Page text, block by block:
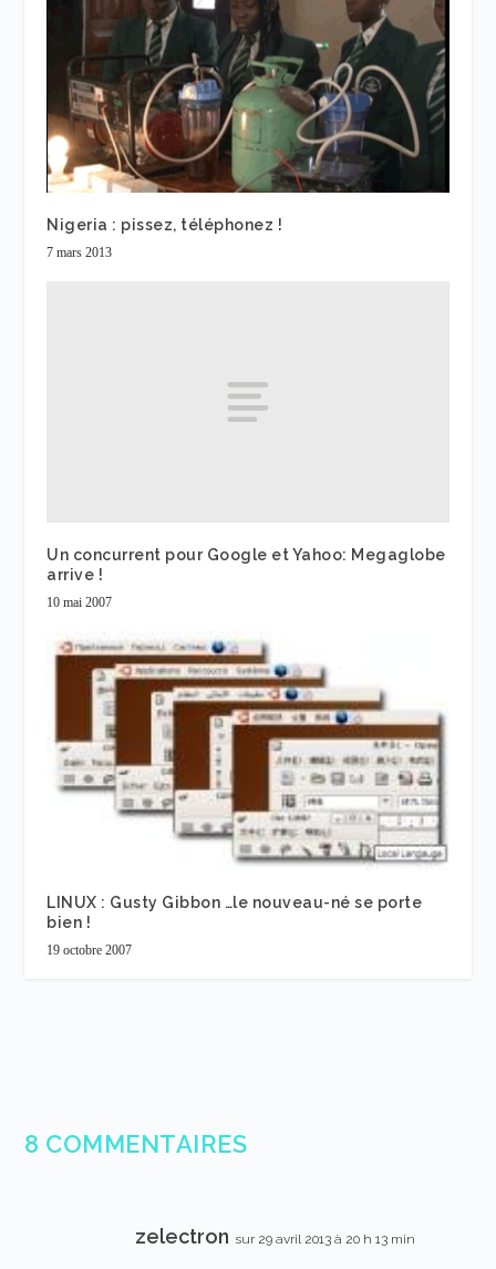
Nigeria : pissez, téléphonez !
7 mars 2013
Un concurrent pour Google et Yahoo: Megaglobe
arrive !
10 mai 2007
LINUX : Gusty Gibbon …le nouveau-né se porte
bien !
19 octobre 2007
8 COMMENTAIRES
zelectron sur 29 avril 2013 à 20 h 13 min